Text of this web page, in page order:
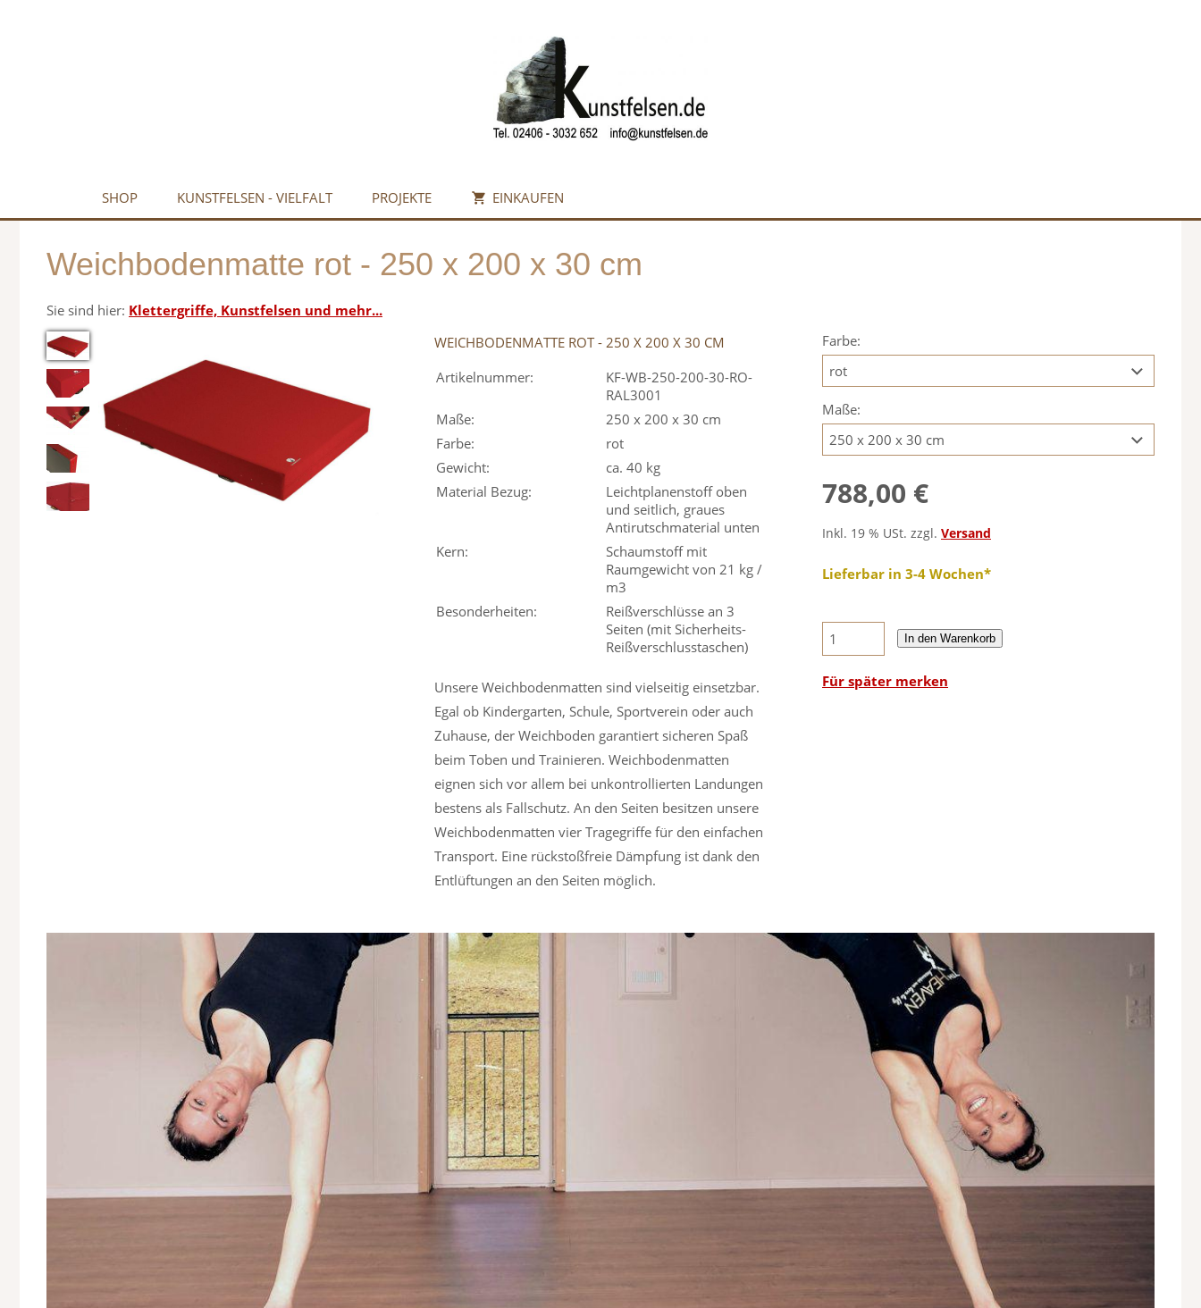
SHOP KUNSTFELSEN - VIELFALT PROJEKTE EINKAUFEN
Weichbodenmatte rot - 250 x 200 x 30 cm
Sie sind hier: Klettergriffe, Kunstfelsen und mehr...
WEICHBODENMATTE ROT - 250 X 200 X 30 CM
Artikelnummer:
KF-WB-250-200-30-RO-
RAL3001
Maße:
250 x 200 x 30 cm
Farbe:
rot
Gewicht:
ca. 40 kg
Material Bezug:
Leichtplanenstoff oben
und seitlich, graues
Antirutschmaterial unten
Kern:
Schaumstoff mit
Raumgewicht von 21 kg /
m3
Besonderheiten:
Reißverschlüsse an 3
Seiten (mit Sicherheits-
Reißverschlusstaschen)
Unsere Weichbodenmatten sind vielseitig einsetzbar.
Egal ob Kindergarten, Schule, Sportverein oder auch
Zuhause, der Weichboden garantiert sicheren Spaß
beim Toben und Trainieren. Weichbodenmatten
eignen sich vor allem bei unkontrollierten Landungen
bestens als Fallschutz. An den Seiten besitzen unsere
Weichbodenmatten vier Tragegriffe für den einfachen
Transport. Eine rückstoßfreie Dämpfung ist dank den
Entlüftungen an den Seiten möglich.
Farbe:
Maße:
788,00 €
Inkl. 19 % USt. zzgl. Versand
Lieferbar in 3-4 Wochen*
In den Warenkorb
Für später merken